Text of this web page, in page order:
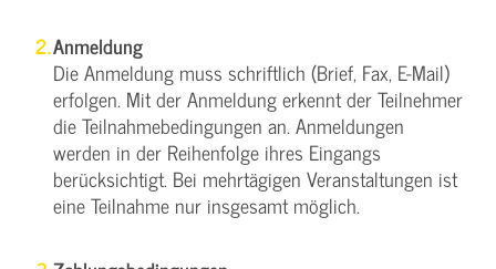
Anmeldung
Die Anmeldung muss schriftlich (Brief, Fax, E-Mail)
erfolgen. Mit der Anmeldung erkennt der Teilnehmer
die Teilnahmebedingungen an. Anmeldungen
werden in der Reihenfolge ihres Eingangs
berücksichtigt. Bei mehrtägigen Veranstaltungen ist
eine Teilnahme nur insgesamt möglich.